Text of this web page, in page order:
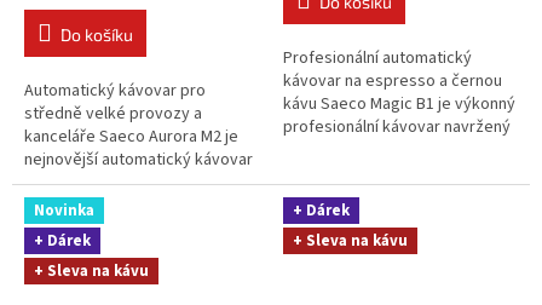
cena:
Do košíku
Automatický kávovar pro
středně velké provozy a
kanceláře Saeco Aurora M2 je
nejnovější automatický kávovar
značky Saeco, navržený pro
spolehlivý provoz ve...
Profesionální automatický
kávovar na espresso a černou
kávu Saeco Magic B1 je výkonný
profesionální kávovar navržený
Novinka
+ Dárek
+ Sleva na kávu
+ Dárek
+ Sleva na kávu